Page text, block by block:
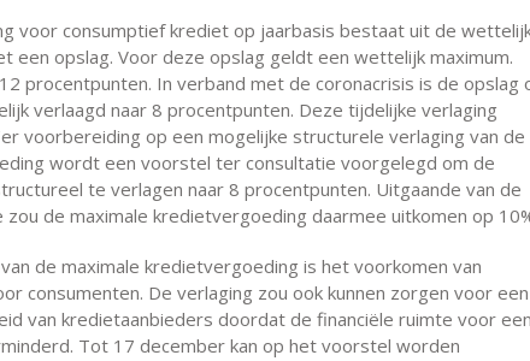
voor consumptief krediet op jaarbasis bestaat uit de
een opslag. Voor deze opslag geldt een wettelijk maximum.
procentpunten. In verband met de coronacrisis is de opslag
verlaagd naar 8 procentpunten. Deze tijdelijke verlaging
voorbereiding op een mogelijke structurele verlaging van de
wordt een voorstel ter consultatie voorgelegd om de
te verlagen naar 8 procentpunten. Uitgaande van de
de maximale kredietvergoeding daarmee uitkomen op
de maximale kredietvergoeding is het voorkomen van
consumenten. De verlaging zou ook kunnen zorgen voor een
van kredietaanbieders doordat de financiële ruimte voor een
Tot 17 december kan op het voorstel worden